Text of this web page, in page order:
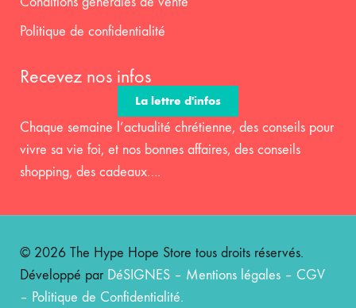
Politique de confidentialité
Recevez nos infos
La lettre d'infos
Chaque semaine l’actualité chrétienne, des conseils pour
vivre sa vie foi, et nos bonnes affaires, des conseils
shopping, des cadeaux….
© 2026 The Hype Hope Store tous droits réservés.
Développé par DéSIGNES – Mentions légales – CGV
– Politique de Confidentialité.